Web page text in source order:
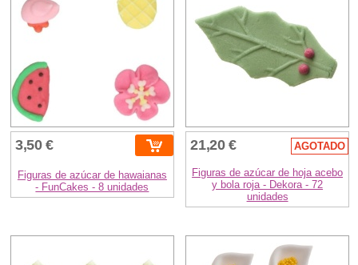
3,50 €
Figuras de azúcar de hawaianas
- FunCakes - 8 unidades
21,20 € AGOTADO
Figuras de azúcar de hoja acebo
y bola roja - Dekora - 72
unidades